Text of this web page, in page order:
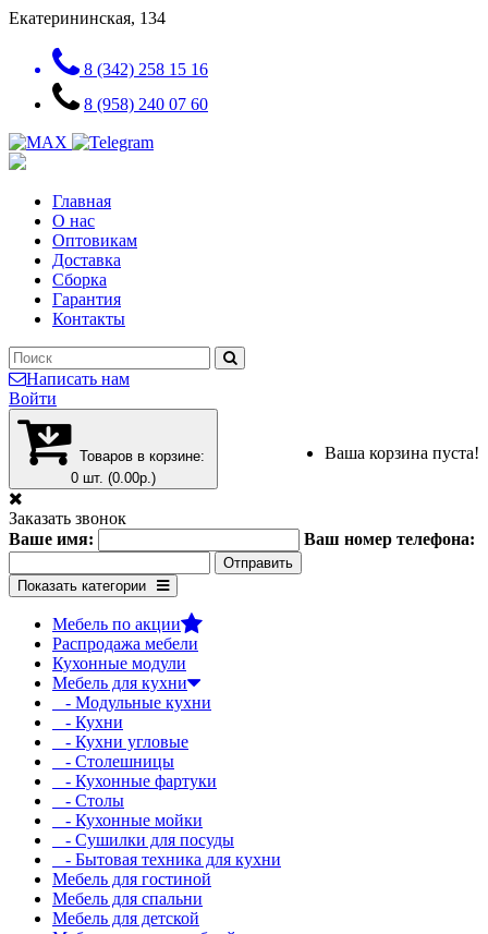
Екатерининская, 134
8 (342) 258 15 16
8 (958) 240 07 60
Главная
О нас
Оптовикам
Доставка
Сборка
Гарантия
Контакты
Написать нам
Войти
Товаров в корзине:
0 шт. (0.00р.)
Ваша корзина пуста!
Заказать звонок
Ваше имя:
Ваш номер телефона:
Показать категории
Мебель по акции
Распродажа мебели
Кухонные модули
Мебель для кухни
- Модульные кухни
- Кухни
- Кухни угловые
- Столешницы
- Кухонные фартуки
- Столы
- Кухонные мойки
- Сушилки для посуды
- Бытовая техника для кухни
Мебель для гостиной
Мебель для спальни
Мебель для детской